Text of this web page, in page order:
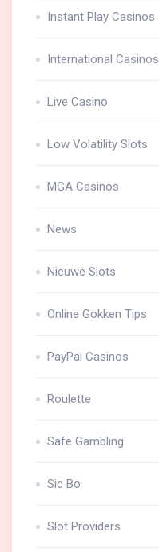
Instant Play Casinos
International Casinos
Live Casino
Low Volatility Slots
MGA Casinos
News
Nieuwe Slots
Online Gokken Tips
PayPal Casinos
Roulette
Safe Gambling
Sic Bo
Slot Providers